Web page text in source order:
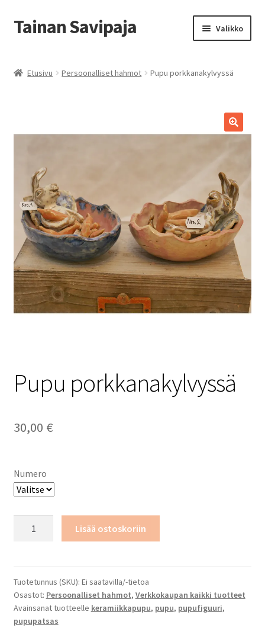
Siirry
navigointiin
Siirry
sisältöön
Tainan Savipaja Valikko
Kauppa
Savipajan kivijalkakauppa
Tilausohjeet
Tietosuojaseloste
Etusivu Persoonalliset hahmot Pupu porkkanakylvyssä
Pupu porkkanakylvyssä
30,00 €
Numero
Lisää ostoskoriin
Tuotetunnus (SKU): Ei saatavilla/-tietoa
Osastot: Persoonalliset hahmot, Verkkokaupan kaikki tuotteet
Avainsanat tuotteelle keramiikkapupu, pupu, pupufiguuri,
pupupatsas